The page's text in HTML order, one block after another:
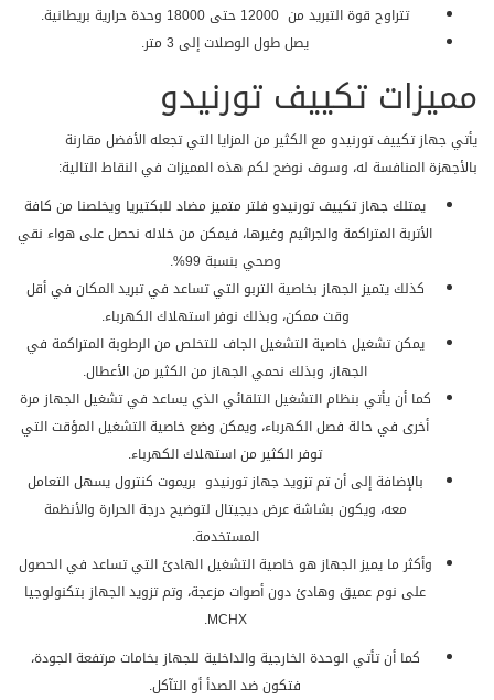
وتكون 5 سنوات شاملة أعمال الصيانة مجانا .
تتراوح قوة التبريد من 12000 حتى 18000 وحدة حرارية بريطانية.
يصل طول الوصلات إلى 3 متر.
مميزات تكييف تورنيدو
يأتي جهاز تكييف تورنيدو مع الكثير من المزايا التي تجعله الأفضل مقارنة
بالأجهزة المنافسة له، وسوف نوضح لكم هذه المميزات في النقاط التالية:
يمتلك جهاز تكييف تورنيدو فلتر متميز مضاد للبكتيريا ويخلصنا من كافة
الأتربة المتراكمة والجراثيم وغيرها، فيمكن من خلاله نحصل على هواء نقي
وصحي بنسبة 99%.
كذلك يتميز الجهاز بخاصية التربو التي تساعد في تبريد المكان في أقل
وقت ممكن، وبذلك نوفر استهلاك الكهرباء.
يمكن تشغيل خاصية التشغيل الجاف للتخلص من الرطوبة المتراكمة في
الجهاز، وبذلك نحمي الجهاز من الكثير من الأعطال.
كما أن يأتي بنظام التشغيل التلقائي الذي يساعد في تشغيل الجهاز مرة
أخرى في حالة فصل الكهرباء، ويمكن وضع خاصية التشغيل المؤقت التي
توفر الكثير من استهلاك الكهرباء.
بالإضافة إلى أن تم تزويد جهاز تورنيدو بريموت كنترول يسهل التعامل
معه، ويكون بشاشة عرض ديجيتال لتوضيح درجة الحرارة والأنظمة
المستخدمة.
وأكثر ما يميز الجهاز هو خاصية التشغيل الهادئ التي تساعد في الحصول
على نوم عميق وهادئ دون أصوات مزعجة، وتم تزويد الجهاز بتكنولوجيا
MCHX.
كما أن تأتي الوحدة الخارجية والداخلية للجهاز بخامات مرتفعة الجودة،
فتكون ضد الصدأ أو التآكل.